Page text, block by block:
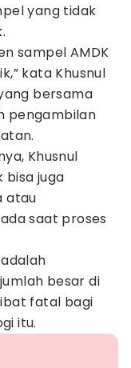
yang tidak
sampel AMDK
kata Khusnul
bersama
pengambilan
Khusnul
juga
atau
saat proses
besar di
fatal bagi
itu.